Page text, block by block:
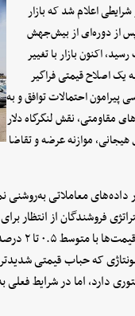
بازار
پس از دوره‌ای از بیش‌جهش
اکنون بازار با تغییر
یک اصلاح قیمتی فراگیر
احتمالات توافق و به
مقاومتی، نقش لنگرگاه دلار
موازنه عرضه و تقاضا
فروشندگان از انتظار
دارد، اما در شرایط فعلی